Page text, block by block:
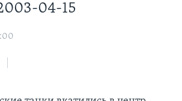
ИСТОРИЯ
04-15